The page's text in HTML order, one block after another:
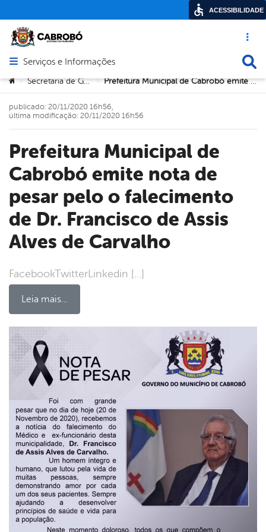
Acesso
Abrir menu principal de navegação
Serviços e Informações
Você está aqui:
> Secretaria de Governo > Prefeitura Municipal de Cabrobó emite nota de pesar pelo o falecimento de Dr. Francisco de Assis Alves de Carvalho
Prefeitura Municipal de
Cabrobó emite nota de
pesar pelo o falecimento
de Dr. Francisco de Assis
Alves de Carvalho
FacebookTwitterLinkedin […]
Leia mais…
publicado: 20/11/2020 16h56,
última modificação: 20/11/2020 16h56
ACESSIBILIDADE